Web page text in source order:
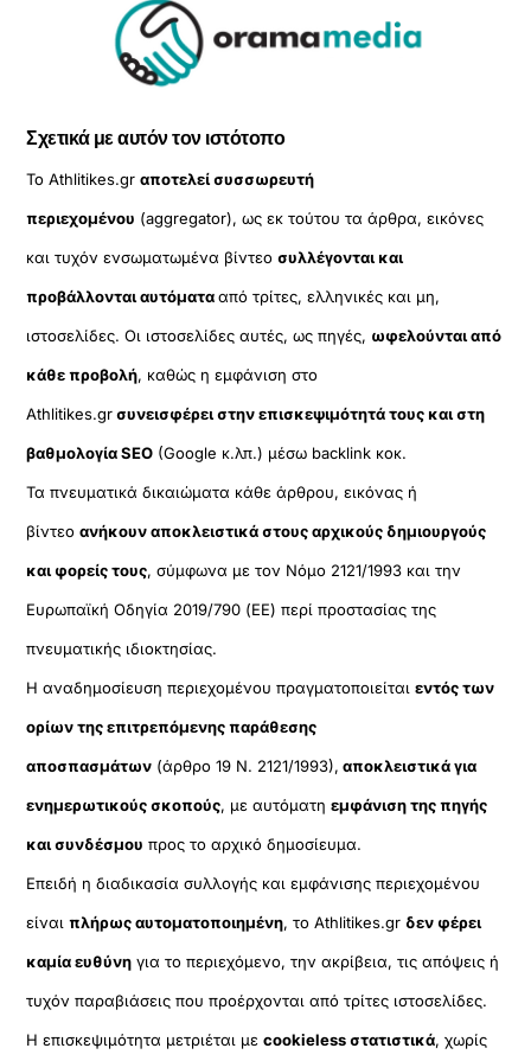
Σχετικά με αυτόν τον ιστότοπο
Το Athlitikes.grαποτελεί συσσωρευτή
περιεχομένου (aggregator), ως εκ τούτου τα άρθρα, εικόνες
και τυχόν ενσωματωμένα βίντεοσυλλέγονται και
προβάλλονται αυτόματααπό τρίτες, ελληνικές και μη,
ιστοσελίδες. Οι ιστοσελίδες αυτές, ως πηγές, ωφελούνται από
κάθε προβολή, καθώς η εμφάνιση στο
Athlitikes.grσυνεισφέρει στην επισκεψιμότητά τους και στη
βαθμολογία SEO (Google κ.λπ.) μέσω backlink κοκ.
Τα πνευματικά δικαιώματα κάθε άρθρου, εικόνας ή
βίντεοανήκουν αποκλειστικά στους αρχικούς δημιουργούς
και φορείς τους, σύμφωνα με τον Νόμο 2121/1993 και την
Ευρωπαϊκή Οδηγία 2019/790 (ΕΕ) περί προστασίας της
πνευματικής ιδιοκτησίας.
Η αναδημοσίευση περιεχομένου πραγματοποιείταιεντός των
ορίων της επιτρεπόμενης παράθεσης
αποσπασμάτων (άρθρο 19 Ν. 2121/1993), αποκλειστικά για
ενημερωτικούς σκοπούς, με αυτόματηεμφάνιση της πηγής
και συνδέσμου προς το αρχικό δημοσίευμα.
Επειδή η διαδικασία συλλογής και εμφάνισης περιεχομένου
είναιπλήρως αυτοματοποιημένη, το Athlitikes.gr δεν φέρει
καμία ευθύνη για το περιεχόμενο, την ακρίβεια, τις απόψεις ή
τυχόν παραβιάσεις που προέρχονται από τρίτες ιστοσελίδες.
Η επισκεψιμότητα μετριέται μεcookieless στατιστικά, χωρίς